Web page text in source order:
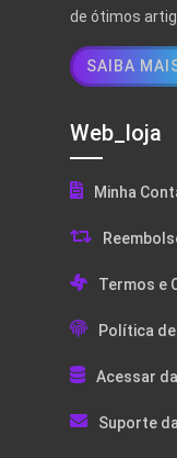
de ótimos
SAIBA
Web_loja
Minha
Termos e
Política
Acessar
Suporte